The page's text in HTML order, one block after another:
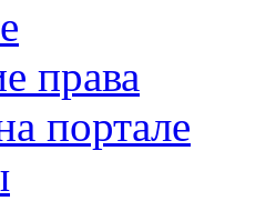
права
портале